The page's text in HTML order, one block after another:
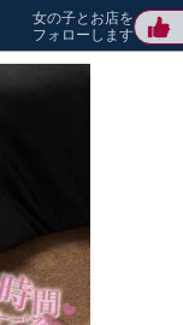
女の子とお店を
フォローします